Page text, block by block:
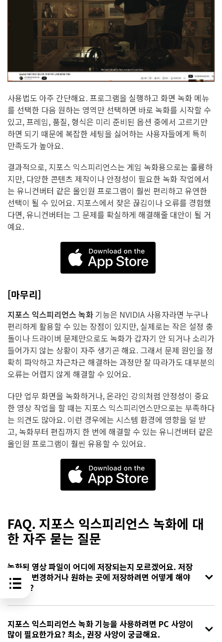
사용법도 아주 간단해요. 프로그램을 실행하고 화면 녹화 메뉴
를 선택한 다음 원하는 영역만 선택하면 바로 녹화를 시작할 수
있고, 프레임, 품질, 형식은 미리 준비된 옵션 중에서 고르기만
하면 되기 때문에 복잡한 세팅을 싫어하는 사용자들에게 특히
만족도가 높아요.
결과적으로, 지포스 익스피리언스는 게임 녹화용으로는 훌륭하
지만, 다양한 콘텐츠 제작이나 안정성이 필요한 녹화 작업에서
는 유니컨버터 같은 올인원 프로그램이 훨씬 편리하고 유연한
선택이 될 수 있어요. 지포스에서 잦은 끊김이나 오류를 경험했
다면, 유니컨버터는 그 문제를 확실하게 해결해줄 대안이 될 거
예요.
[마무리]
지포스 익스피리언스 녹화 기능은 NVIDIA 사용자라면 누구나
편리하게 활용할 수 있는 장점이 있지만, 실제로는 작은 설정 충
돌이나 드라이버 문제만으로도 녹화가 갑자기 안 되거나 소리가
들어가지 않는 상황이 자주 생기곤 해요. 그래서 문제 원인을 정
확히 파악하고 차근차근 해결하는 과정만 잘 따라가도 대부분의
오류는 어렵지 않게 해결할 수 있어요.
다만 업무 화면을 녹화하거나, 온라인 강의처럼 안정성이 중요
한 영상 작업을 할 때는 지포스 익스피리언스만으로는 부족하다
는 의견도 많아요. 이런 경우에는 시스템 환경에 영향을 덜 받
고, 녹화부터 편집까지 한 번에 해결할 수 있는 유니컨버터 같은
올인원 프로그램이 훨씬 유용할 수 있어요.
FAQ. 지포스 익스피리언스 녹화에 대
한 자주 묻는 질문
녹화된 영상 파일이 어디에 저장되는지 모르겠어요. 저장
경로를 변경하거나 원하는 곳에 저장하려면 어떻게 해야
하나요?
지포스 익스피리언스 녹화 기능을 사용하려면 PC 사양이
많이 필요한가요? 최소, 권장 사양이 궁금해요.